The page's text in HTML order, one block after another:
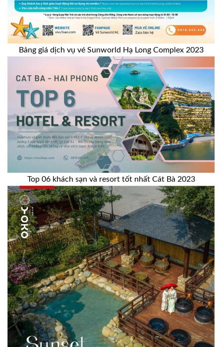
Bảng giá dịch vụ vé Sunworld Hạ Long Complex 2023
Top 06 khách sạn và resort tốt nhất Cát Bà 2023